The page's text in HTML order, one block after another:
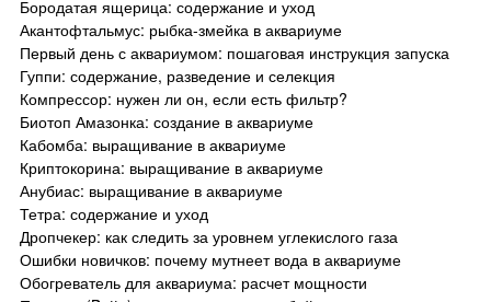
Бородатая ящерица: содержание и уход
Акантофтальмус: рыбка-змейка в аквариуме
Первый день с аквариумом: пошаговая инструкция запуска
Гуппи: содержание, разведение и селекция
Компрессор: нужен ли он, если есть фильтр?
Биотоп Амазонка: создание в аквариуме
Кабомба: выращивание в аквариуме
Криптокорина: выращивание в аквариуме
Анубиас: выращивание в аквариуме
Тетра: содержание и уход
Дропчекер: как следить за уровнем углекислого газа
Ошибки новичков: почему мутнеет вода в аквариуме
Обогреватель для аквариума: расчет мощности